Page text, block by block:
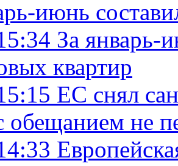
июнь
За январь-
квартир
ЕС снял
обещанием не